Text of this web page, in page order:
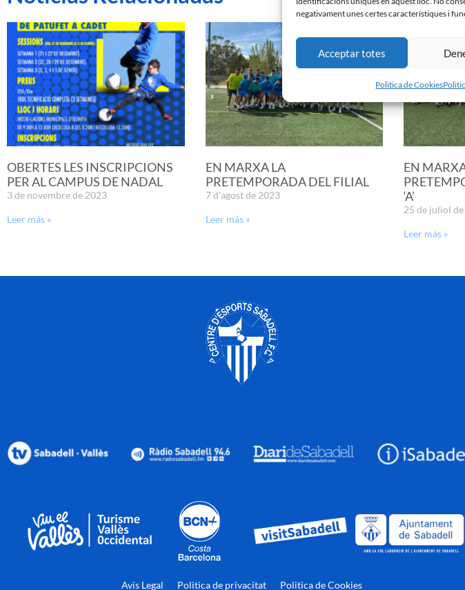
negativament unes certes característiques i
Acceptar totes
Politica de Cookies
OBERTES LES INSCRIPCIONS
PER AL CAMPUS DE NADAL
3 de novembre de 2023
Leer más »
EN MARXA LA
PRETEMPORADA DEL FILIAL
7 d'agost de 2023
Leer más »
EN
‘A’
25 de juliol
Leer más »
Avis Legal Politica de privacitat Politica de Cookies